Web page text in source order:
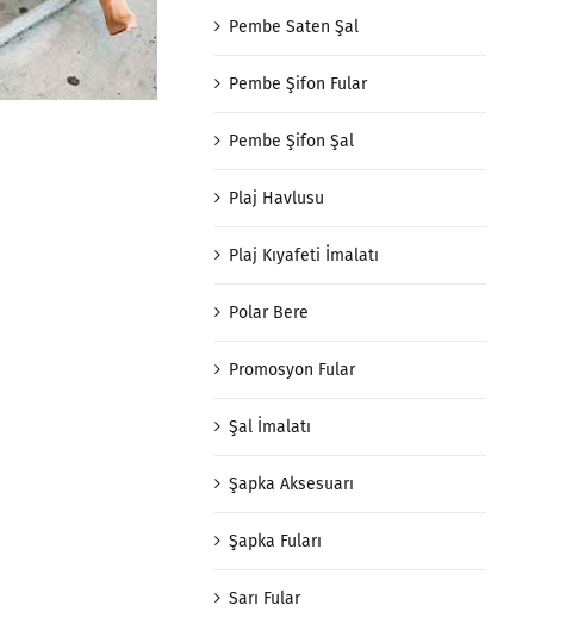
Pembe Saten Şal
Pembe Şifon Fular
Pembe Şifon Şal
Plaj Havlusu
Plaj Kıyafeti İmalatı
Polar Bere
Promosyon Fular
Şal İmalatı
Şapka Aksesuarı
Şapka Fuları
Sarı Fular